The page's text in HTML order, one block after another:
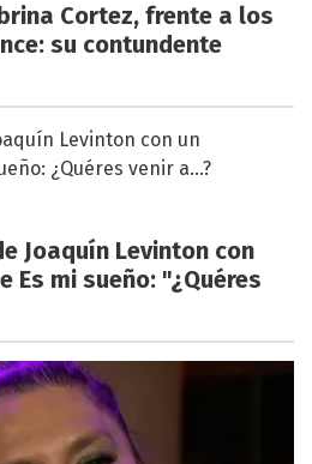
Cortez, frente a los
su contundente
Joaquín Levinton con
Es mi sueño: "¿Quéres